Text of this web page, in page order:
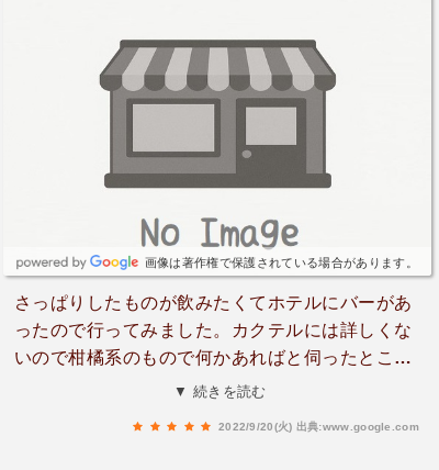
画像は著作権で保護されている場合があります。
さっぱりしたものが飲みたくてホテルにバーがあ
ったので行ってみました。カクテルには詳しくな
いので柑橘系のもので何かあればと伺ったところ
作ってくださいました！キレイな淡いピンクのカ
▼ 続きを読む
2022/9/20(火) 出典:www.google.com